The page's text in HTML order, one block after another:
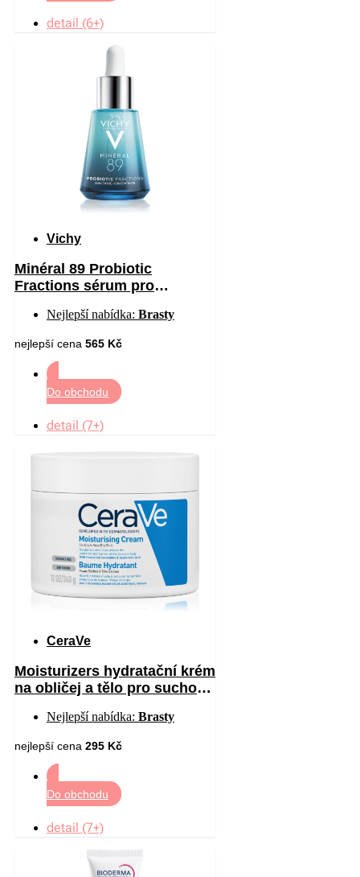
detail (6+)
Vichy
Minéral 89 Probiotic
Fractions sérum pro
Nejlepší nabídka: Brasty
nejlepší cena 565 Kč
Do obchodu
detail (7+)
CeraVe
Moisturizers hydratační krém
na obličej a tělo pro suchou
340 gNejlepší nabídka: Brasty
nejlepší cena 295 Kč
Do obchodu
detail (7+)